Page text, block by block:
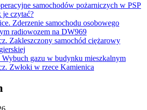
samochodów pożarniczych w PSP
je czytać?
Zderzenie samochodu osobowego
radiowozem na DW969
Zakleszczony samochód ciężarowy
Wybuch gazu w budynku mieszkalnym
Zwłoki w rzece Kamienica